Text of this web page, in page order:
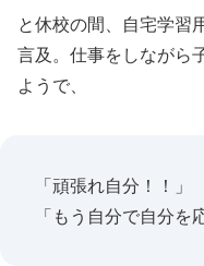
と休校の間、自宅学習
言及。仕事をしながら
ようで、
「頑張れ自分！！」
「もう自分で自分を